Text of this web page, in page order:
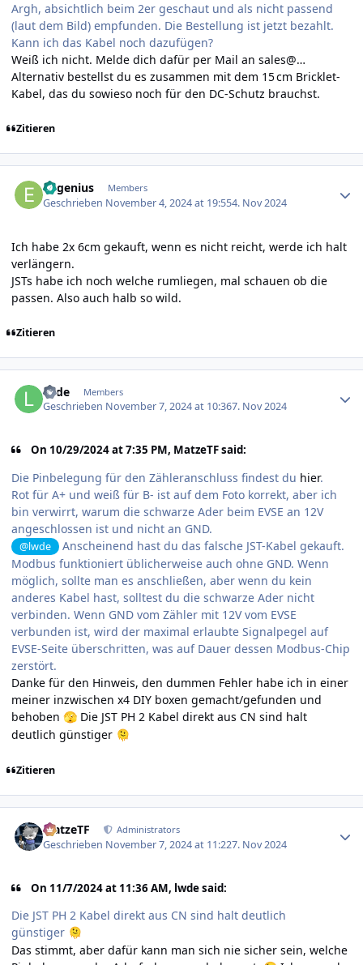
Argh, absichtlich beim 2er geschaut und als nicht passend
(laut dem Bild) empfunden. Die Bestellung ist jetzt bezahlt.
Kann ich das Kabel noch dazufügen?
Weiß ich nicht. Melde dich dafür per Mail an sales@…
Alternativ bestellst du es zusammen mit dem 15 cm Bricklet-
Kabel, das du sowieso noch für den DC-Schutz brauchst.
Zitieren
Eugenius Members
Geschrieben November 4, 2024 at 19:554. Nov 2024
Ich habe 2x 6cm gekauft, wenn es nicht reicht, werde ich halt
verlängern.
JSTs habe ich noch welche rumliegen, mal schauen ob die
passen. Also auch halb so wild.
Zitieren
lwde Members
Geschrieben November 7, 2024 at 10:367. Nov 2024
On 10/29/2024 at 7:35 PM, MatzeTF said:
Die Pinbelegung für den Zähleranschluss findest du hier.
Rot für A+ und weiß für B- ist auf dem Foto korrekt, aber ich
bin verwirrt, warum die schwarze Ader beim EVSE an 12V
angeschlossen ist und nicht an GND.
@lwde
Anscheinend hast du das falsche JST-Kabel gekauft.
Modbus funktioniert üblicherweise auch ohne GND. Wenn
möglich, sollte man es anschließen, aber wenn du kein
anderes Kabel hast, solltest du die schwarze Ader nicht
verbinden. Wenn GND vom Zähler mit 12V vom EVSE
verbunden ist, wird der maximal erlaubte Signalpegel auf
EVSE-Seite überschritten, was auf Dauer dessen Modbus-Chip
zerstört.
Danke für den Hinweis, den dummen Fehler habe ich in einer
meiner inzwischen x4 DIY boxen gemacht/gefunden und
behoben 🫣 Die JST PH 2 Kabel direkt aus CN sind halt
deutlich günstiger 🫠
Zitieren
MatzeTF Administrators
Geschrieben November 7, 2024 at 11:227. Nov 2024
On 11/7/2024 at 11:36 AM, lwde said:
Die JST PH 2 Kabel direkt aus CN sind halt deutlich
günstiger 🫠
Das stimmt, aber dafür kann man sich nie sicher sein, welche